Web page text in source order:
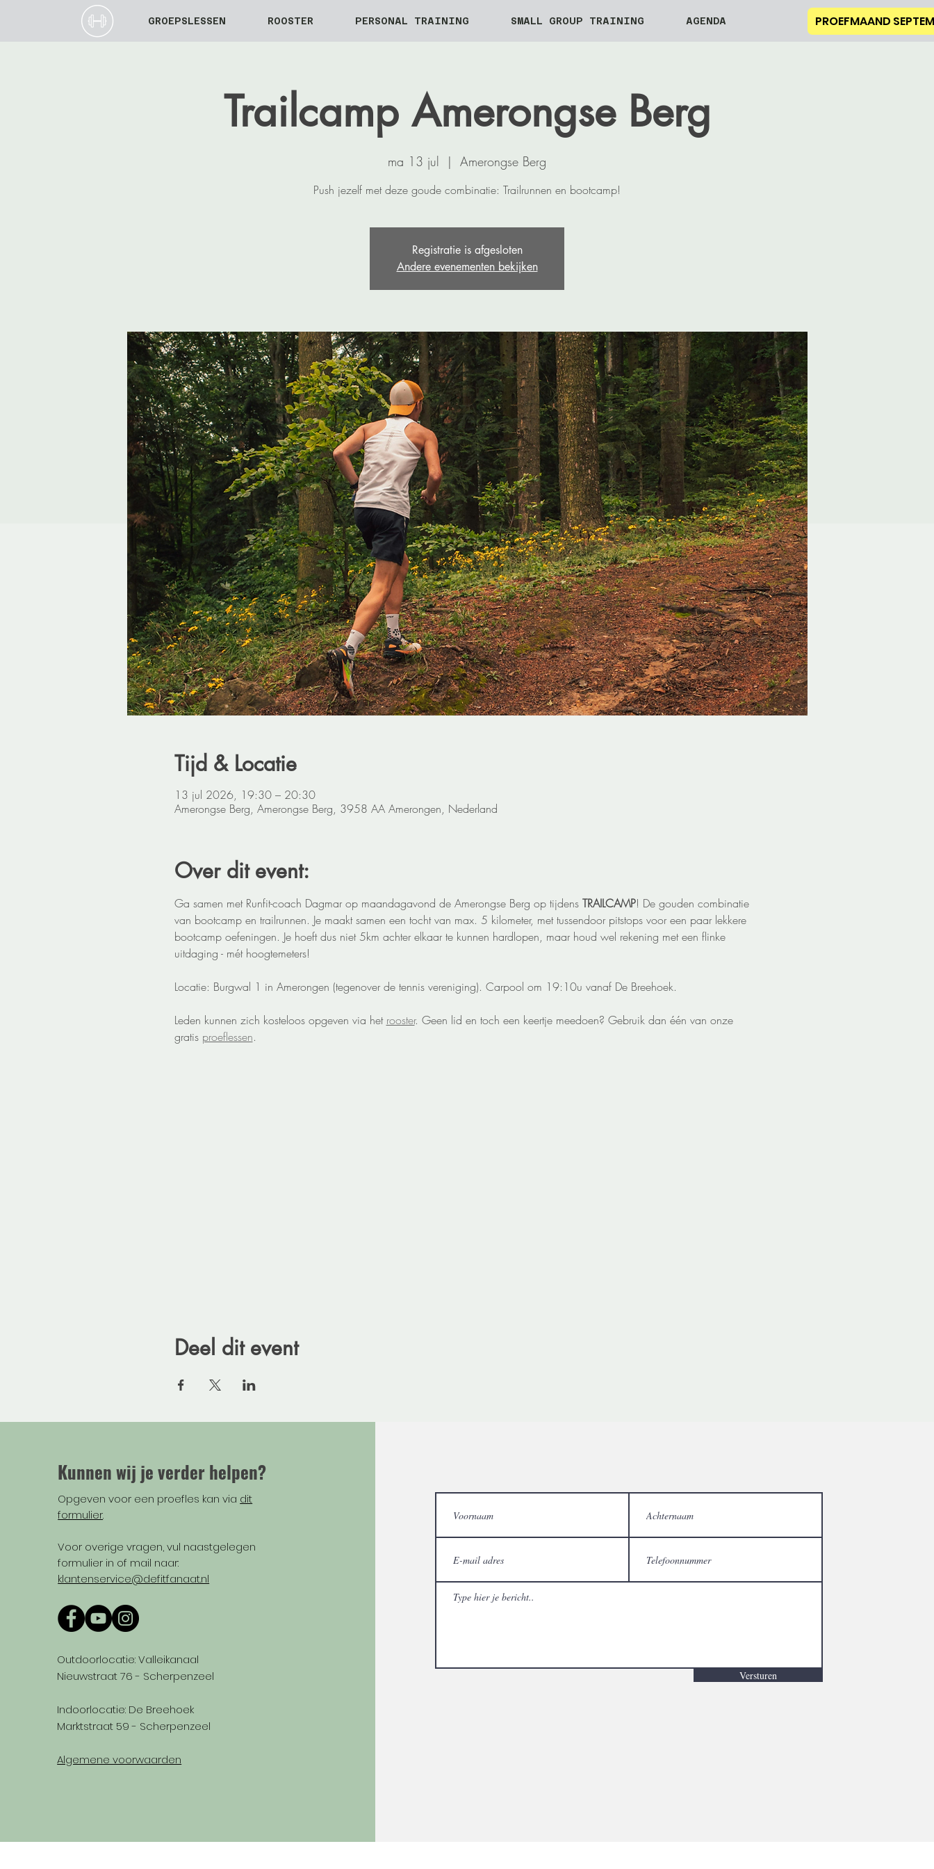
GROEPSLESSEN ROOSTER PERSONAL TRAINING SMALL GROUP TRAINING AGENDA PROEFMAAND
Trailcamp Amerongse Berg
ma 13 jul
  |
Amerongse Berg
Push jezelf met deze goude combinatie: Trailrunnen en bootcamp!
Registratie is afgesloten
Andere evenementen bekijken
Tijd & Locatie
13 jul 2026, 19:30 – 20:30
Amerongse Berg, Amerongse Berg, 3958 AA Amerongen, Nederland
Over dit event:
Ga samen met Runfit-coach Dagmar op maandagavond de Amerongse Berg op tijdens TRAILCAMP! De gouden combinatie
van bootcamp en trailrunnen. Je maakt samen een tocht van max. 5 kilometer, met tussendoor pitstops voor een paar lekkere
bootcamp oefeningen. Je hoeft dus niet 5km achter elkaar te kunnen hardlopen, maar houd wel rekening met een flinke
uitdaging - mét hoogtemeters!
Locatie: Burgwal 1 in Amerongen (tegenover de tennis vereniging). Carpool om 19:10u vanaf De Breehoek.
Leden kunnen zich kosteloos opgeven via het rooster. Geen lid en toch een keertje meedoen? Gebruik dan één van onze
gratis proeflessen.
Deel dit event
Kunnen wij je verder helpen?
Opgeven voor een proefles kan via dit
formulier.
Voor overige vragen, vul naastgelegen
formulier in of mail naar:
klantenservice@defitfanaat.nl
Outdoorlocatie: Valleikanaal
Nieuwstraat 76 - Scherpenzeel
Indoorlocatie: De Breehoek
Marktstraat 59 - Scherpenzeel
Algemene voorwaarden
Versturen